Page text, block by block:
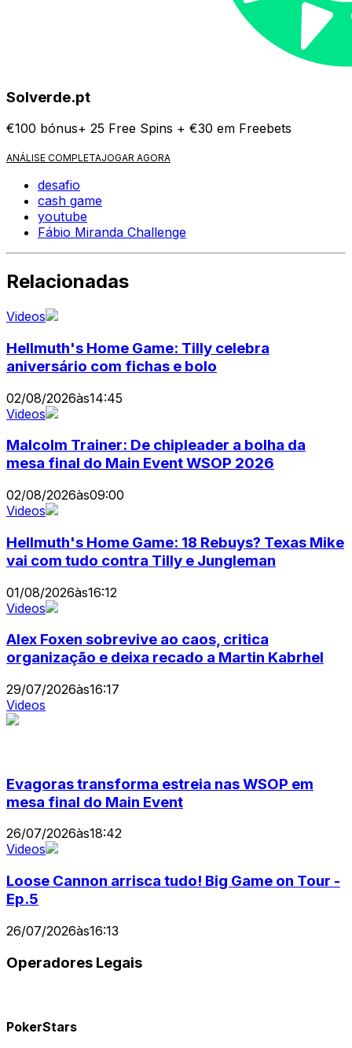
Solverde.pt
€100 bónus+ 25 Free Spins + €30 em Freebets
ANÁLISE COMPLETAJOGAR AGORA
desafio
cash game
youtube
Fábio Miranda Challenge
Relacionadas
Videos
Hellmuth's Home Game: Tilly celebra
aniversário com fichas e bolo
02/08/2026às14:45
Videos
Malcolm Trainer: De chipleader a bolha da
mesa final do Main Event WSOP 2026
02/08/2026às09:00
Videos
Hellmuth's Home Game: 18 Rebuys? Texas Mike
vai com tudo contra Tilly e Jungleman
01/08/2026às16:12
Videos
Alex Foxen sobrevive ao caos, critica
organização e deixa recado a Martin Kabrhel
29/07/2026às16:17
Videos
Evagoras transforma estreia nas WSOP em
mesa final do Main Event
26/07/2026às18:42
Videos
Loose Cannon arrisca tudo! Big Game on Tour -
Ep.5
26/07/2026às16:13
Operadores Legais
PokerStars